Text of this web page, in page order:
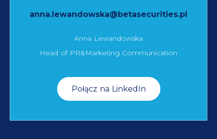
anna.lewandowska@betasecurities.pl
Anna Lewandowska
Head of PR&Marketing Communication
Połącz na LinkedIn